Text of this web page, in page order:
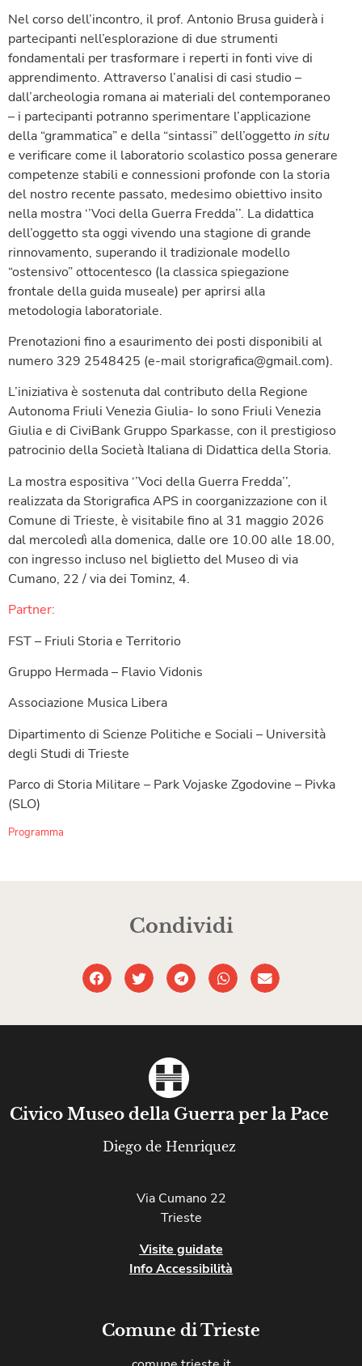
Nel corso dell’incontro, il prof. Antonio Brusa guiderà i
partecipanti nell’esplorazione di due strumenti
fondamentali per trasformare i reperti in fonti vive di
apprendimento. Attraverso l’analisi di casi studio –
dall’archeologia romana ai materiali del contemporaneo
– i partecipanti potranno sperimentare l’applicazione
della “grammatica” e della “sintassi” dell’oggetto in situ
e verificare come il laboratorio scolastico possa generare
competenze stabili e connessioni profonde con la storia
del nostro recente passato, medesimo obiettivo insito
nella mostra ‘’Voci della Guerra Fredda’’. La didattica
dell’oggetto sta oggi vivendo una stagione di grande
rinnovamento, superando il tradizionale modello
“ostensivo” ottocentesco (la classica spiegazione
frontale della guida museale) per aprirsi alla
metodologia laboratoriale.
Prenotazioni fino a esaurimento dei posti disponibili al
numero 329 2548425 (e-mail storigrafica@gmail.com).
L’iniziativa è sostenuta dal contributo della Regione
Autonoma Friuli Venezia Giulia- Io sono Friuli Venezia
Giulia e di CiviBank Gruppo Sparkasse, con il prestigioso
patrocinio della Società Italiana di Didattica della Storia.
La mostra espositiva ‘’Voci della Guerra Fredda’’,
realizzata da Storigrafica APS in coorganizzazione con il
Comune di Trieste, è visitabile fino al 31 maggio 2026
dal mercoledì alla domenica, dalle ore 10.00 alle 18.00,
con ingresso incluso nel biglietto del Museo di via
Cumano, 22 / via dei Tominz, 4.
Partner:
FST – Friuli Storia e Territorio
Gruppo Hermada – Flavio Vidonis
Associazione Musica Libera
Dipartimento di Scienze Politiche e Sociali – Università
degli Studi di Trieste
Parco di Storia Militare – Park Vojaske Zgodovine – Pivka
(SLO)
Programma
Condividi
Civico Museo della Guerra per la Pace
Diego de Henriquez
Via Cumano 22
Trieste
Visite guidate
Info Accessibilità
Comune di Trieste